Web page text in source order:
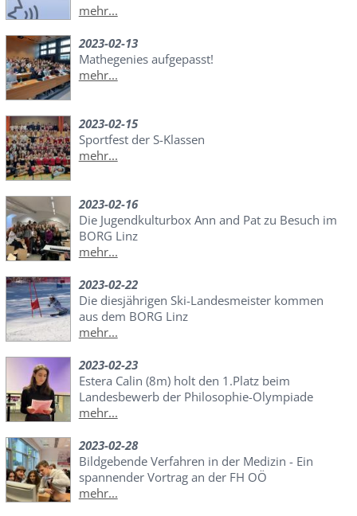
mehr...
2023-02-13
Mathegenies aufgepasst!
mehr...
2023-02-15
Sportfest der S-Klassen
mehr...
2023-02-16
Die Jugendkulturbox Ann and Pat zu Besuch im
BORG Linz
mehr...
2023-02-22
Die diesjährigen Ski-Landesmeister kommen
aus dem BORG Linz
mehr...
2023-02-23
Estera Calin (8m) holt den 1.Platz beim
Landesbewerb der Philosophie-Olympiade
mehr...
2023-02-28
Bildgebende Verfahren in der Medizin - Ein
spannender Vortrag an der FH OÖ
mehr...